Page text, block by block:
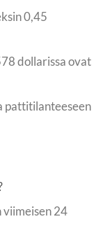
0,45
dollarissa ovat
pattitilanteeseen
viimeisen 24